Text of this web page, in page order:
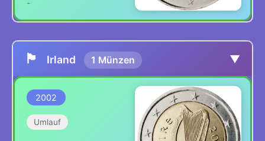
-
🏴 Irland 1 Münzen ▼
2002
Umlauf